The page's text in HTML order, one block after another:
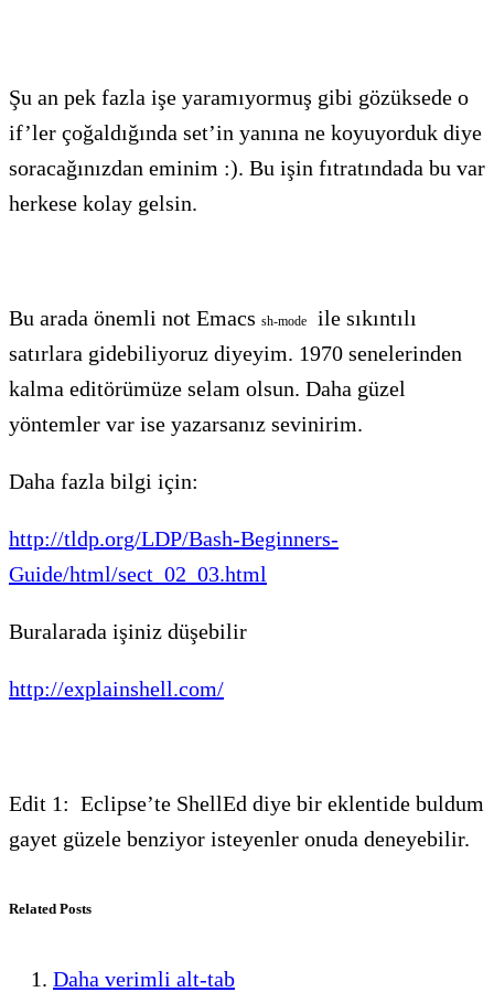
Şu an pek fazla işe yaramıyormuş gibi gözüksede o
if’ler çoğaldığında set’in yanına ne koyuyorduk diye
soracağınızdan eminim :). Bu işin fıtratındada bu var
herkese kolay gelsin.
Bu arada önemli not Emacs sh-mode
ile sıkıntılı
satırlara gidebiliyoruz diyeyim. 1970 senelerinden
kalma editörümüze selam olsun. Daha güzel
yöntemler var ise yazarsanız sevinirim.
Daha fazla bilgi için:
http://tldp.org/LDP/Bash-Beginners-
Guide/html/sect_02_03.html
Buralarada işiniz düşebilir
http://explainshell.com/
Edit 1: Eclipse’te ShellEd diye bir eklentide buldum
gayet güzele benziyor isteyenler onuda deneyebilir.
Related Posts
Daha verimli alt-tab